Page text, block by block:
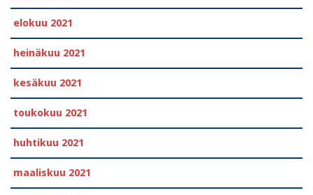
elokuu 2021
heinäkuu 2021
kesäkuu 2021
toukokuu 2021
huhtikuu 2021
maaliskuu 2021